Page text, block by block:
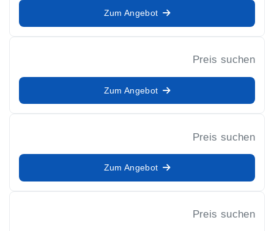
Zum Angebot
Preis suchen
Zum Angebot
Preis suchen
Zum Angebot
Preis suchen